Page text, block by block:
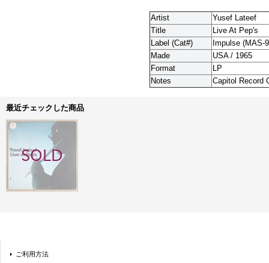
Artist
Yusef Lateef
Title
Live At Pep's
Label (Cat#)
Impulse (MAS-
Made
USA / 1965
Format
LP
Notes
Capitol Record
最近チェックした商品
ご利用方法